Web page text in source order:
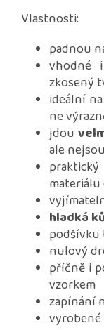
Vlastnosti:
padnou
vhodné i
zkosený
ideální
ne
jdou
ale
materiálu
hladká
podšívku
nulový
příčně i
vzorkem
zapínání